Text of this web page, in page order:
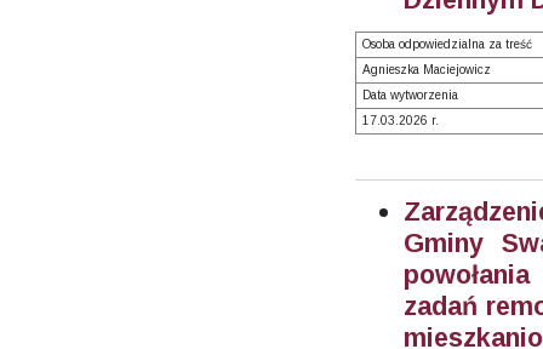
Osoba odpowiedzialna za treść
Agnieszka Maciejowicz
Data wytworzenia
17.03.2026 r.
Gminy
zadań